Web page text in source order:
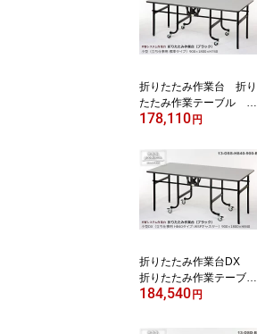
40） 天板フロアリュー
折りたたみ作業台 折り
たたみ作業テーブル マ
ットブラック ：立ち仕
ム作業台）小型（900×1
800×高さ740） 天板フ
ロアリューム）予約
178,110 円
折りたたみ作業台DX
折りたたみ作業テーブ
ル マットブラック 立
184,540 円